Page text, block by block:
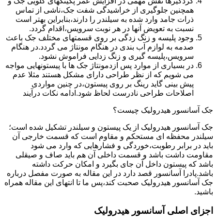
همچنین جلوگیری از خراشیدگی شفت جک،ناشی از تماس
ذرات جامد وارد شده به سیلندر را دارند،بنابراین بهتر است
نسبت به تعویض آنها در هر نوبت سرویس،اقدام گردد.
وجود پلیسه و زنگ زدگی بر روی قسمتهای مختلف جک باعث
صدمه به لوازم آب بندی در هنگام مونتاژ می گردد.در هنگام
سرویس،پلیسه گیری و زنگ زدایی فراموش نشود.
در بسیاری از موارد پس ازدمونتاژ جک ها با پیستونهایی مواجه
می شویم که از نظر طراحی دارای مشکل هستند مثلا عدم
پیش بینی گاید رینگ بر روی پیستون،در چنین مواردی
اصلاحات طراحی نادرست لحاظ شود.ادامه نکات درآیند
جک آسانسور هیدرولیک چیست؟
جک آسانسور هیدرولیک از یک پیستون و سیلندر تشکیل شده است؛
سیلندر محفظه ای مستحکم و مقاوم است که قسمت خارجی آن
باید در برابر رطوبت،خوردگی و فشارهایی که وارد می شود
مقاومت داشت باشد و قسمت داخلی آن هم باید صاف و صیقلی
باشد که پیستون داخل آن جای بگیرد و امکان حرکت داشته
باشد.پادرا آسانسور قصد دارد در این مقاله به صورت مفصل درباره
جک آسانسور هیدرولیک صحبت کند،پس ما تا انتهای این مقاله همراه
باشید.
اجزای اصلی آسانسور هیدرولیک